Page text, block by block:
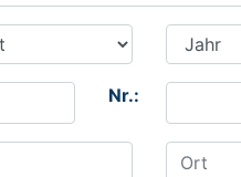
Nr.: